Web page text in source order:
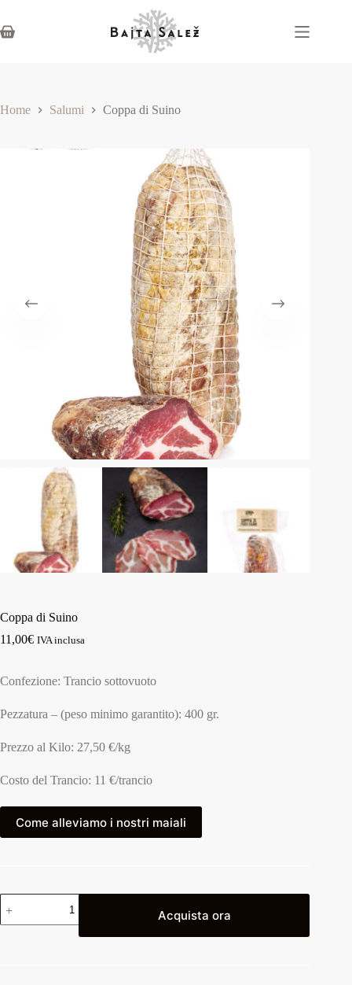
Home Salumi Coppa di Suino
Coppa di Suino
11,00€ IVA inclusa
Confezione: Trancio sottovuoto
Pezzatura – (peso minimo garantito): 400 gr.
Prezzo al Kilo: 27,50 €/kg
Costo del Trancio: 11 €/trancio
Come alleviamo i nostri maiali
Acquista ora